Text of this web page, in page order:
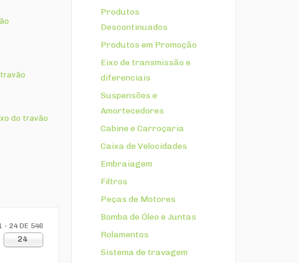
do travão
- 24 DE 546
24
Produtos
Descontinuados
Produtos em Promoção
Eixo de transmissão e
diferenciais
Suspensões e
Amortecedores
Cabine e Carroçaria
Caixa de Velocidades
Embraiagem
Filtros
Peças de Motores
Bomba de Óleo e Juntas
Rolamentos
Sistema de travagem